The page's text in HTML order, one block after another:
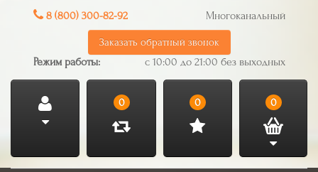
8 (800) 300-82-92 Многоканальный
Заказать обратный звонок
Режим работы: с 10:00 до 21:00 без выходных
0 0 0